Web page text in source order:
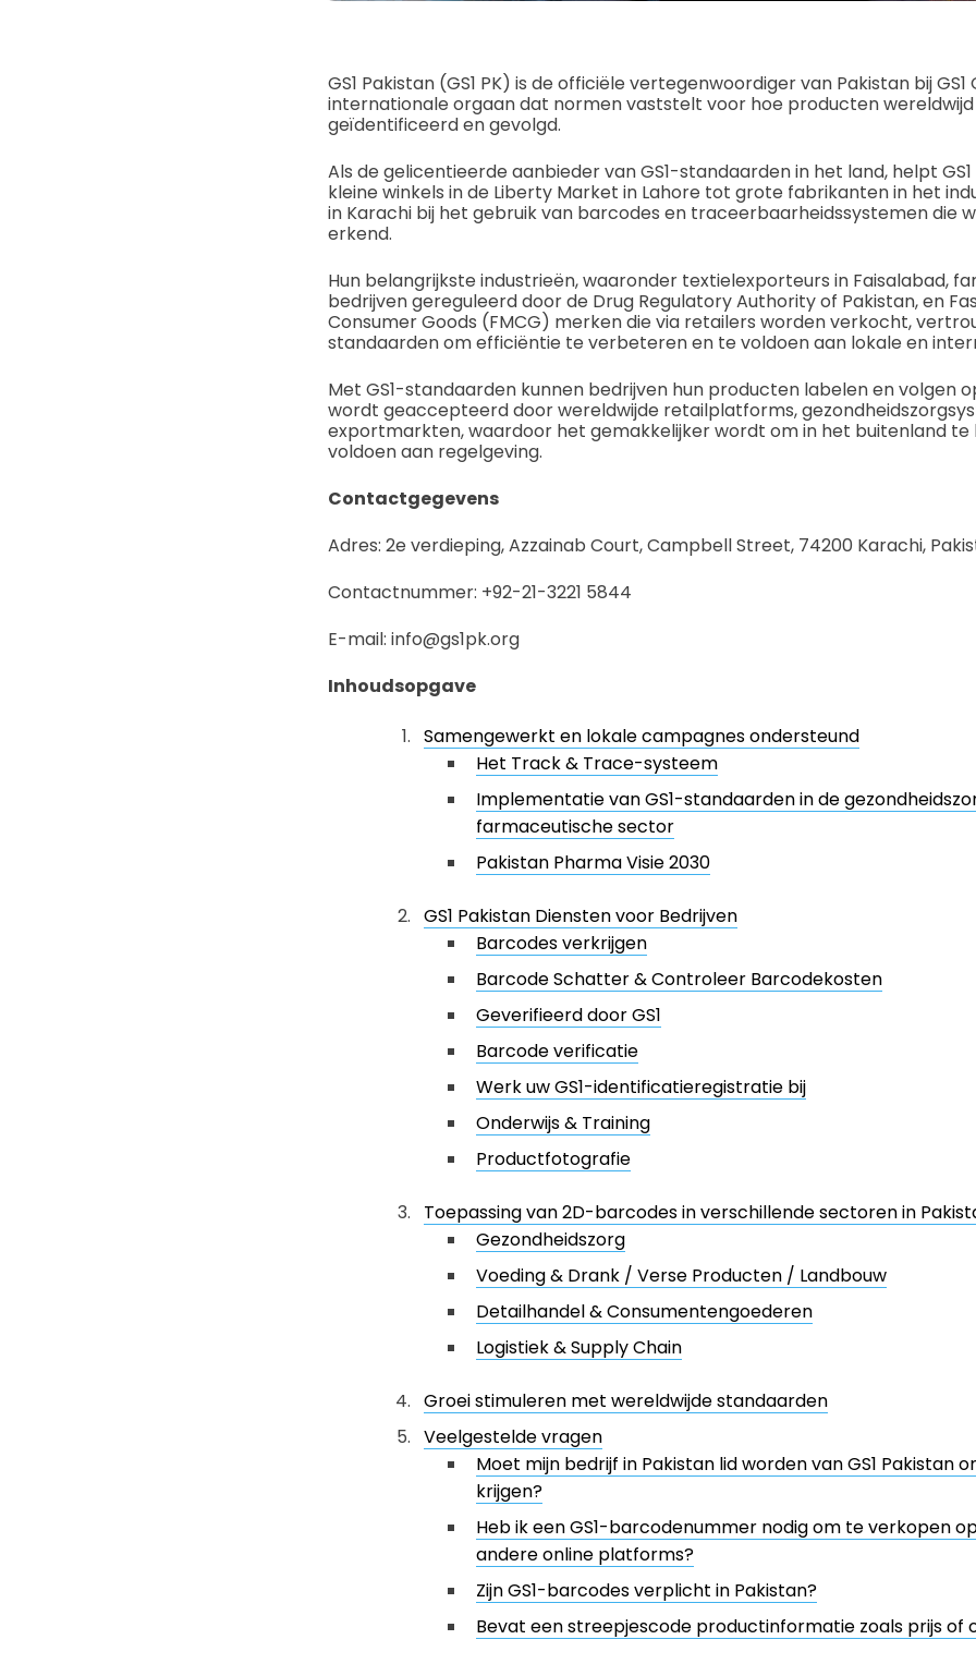
GS1 Pakistan (GS1 PK) is de officiële vertegenwoordiger van Pakistan bij GS1
internationale orgaan dat normen vaststelt voor hoe producten
geïdentificeerd en gevolgd.
Als de gelicentieerde aanbieder van GS1-standaarden in het land, helpt
kleine winkels in de Liberty Market in Lahore tot grote fabrikanten in het
in Karachi bij het gebruik van barcodes en traceerbaarheidssystemen die
erkend.
Hun belangrijkste industrieën, waaronder textielexporteurs in Faisalabad,
bedrijven gereguleerd door de Drug Regulatory Authority of Pakistan, en
Consumer Goods (FMCG) merken die via retailers worden verkocht,
standaarden om efficiëntie te verbeteren en te voldoen aan lokale en
Met GS1-standaarden kunnen bedrijven hun producten labelen en volgen
wordt geaccepteerd door wereldwijde retailplatforms,
exportmarkten, waardoor het gemakkelijker wordt om in het buitenland te
voldoen aan regelgeving.
Contactgegevens
Adres: 2e verdieping, Azzainab Court, Campbell Street, 74200 Karachi,
Contactnummer: +92-21-3221 5844
E-mail: info@gs1pk.org
Inhoudsopgave
Samengewerkt en lokale campagnes ondersteund
Het Track & Trace-systeem
Implementatie van GS1-standaarden in de
farmaceutische sector
Pakistan Pharma Visie 2030
GS1 Pakistan Diensten voor Bedrijven
Barcodes verkrijgen
Barcode Schatter & Controleer Barcodekosten
Geverifieerd door GS1
Barcode verificatie
Werk uw GS1-identificatieregistratie bij
Onderwijs & Training
Productfotografie
Toepassing van 2D-barcodes in verschillende sectoren in
Gezondheidszorg
Voeding & Drank / Verse Producten / Landbouw
Detailhandel & Consumentengoederen
Logistiek & Supply Chain
Groei stimuleren met wereldwijde standaarden
Veelgestelde vragen
Moet mijn bedrijf in Pakistan lid worden van GS1 Pakistan
krijgen?
Heb ik een GS1-barcodenummer nodig om te verkopen
andere online platforms?
Zijn GS1-barcodes verplicht in Pakistan?
Bevat een streepjescode productinformatie zoals prijs of